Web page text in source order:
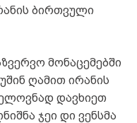
ბირთვული
მონაცემებში
ღამით ირანის
დავხიეთ
ჯეი დი ვენსმა